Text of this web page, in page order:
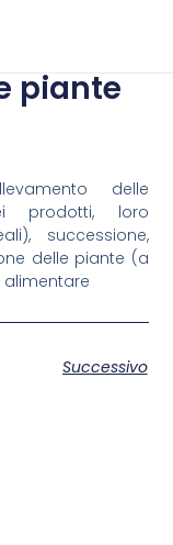
piante
delle
prodotti, loro
successione,
delle piante (a
Successivo